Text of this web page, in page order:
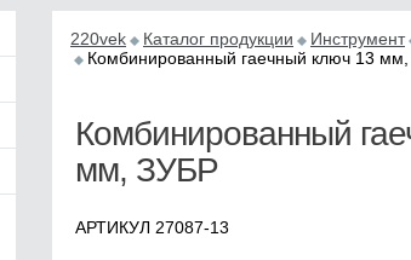
220vek Каталог продукции Инструмент
Комбинированный гаечный ключ 13
Комбинированный
мм, ЗУБР
АРТИКУЛ 27087-13